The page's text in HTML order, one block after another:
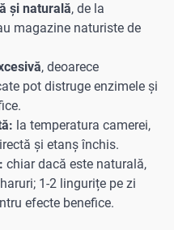
și naturală, de la
magazine naturiste de
, deoarece
pot distruge enzimele și
la temperatura camerei,
și etanș închis.
chiar dacă este naturală,
1-2 lingurițe pe zi
efecte benefice.